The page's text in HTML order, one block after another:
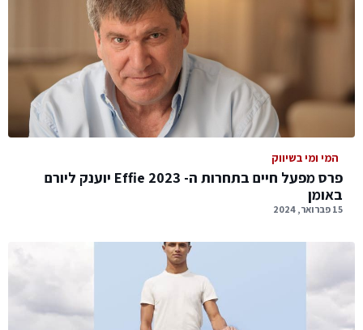
המי ומי בשיווק
פרס מפעל חיים בתחרות ה- Effie 2023 יוענק ליורם
באומן
15 פברואר, 2024